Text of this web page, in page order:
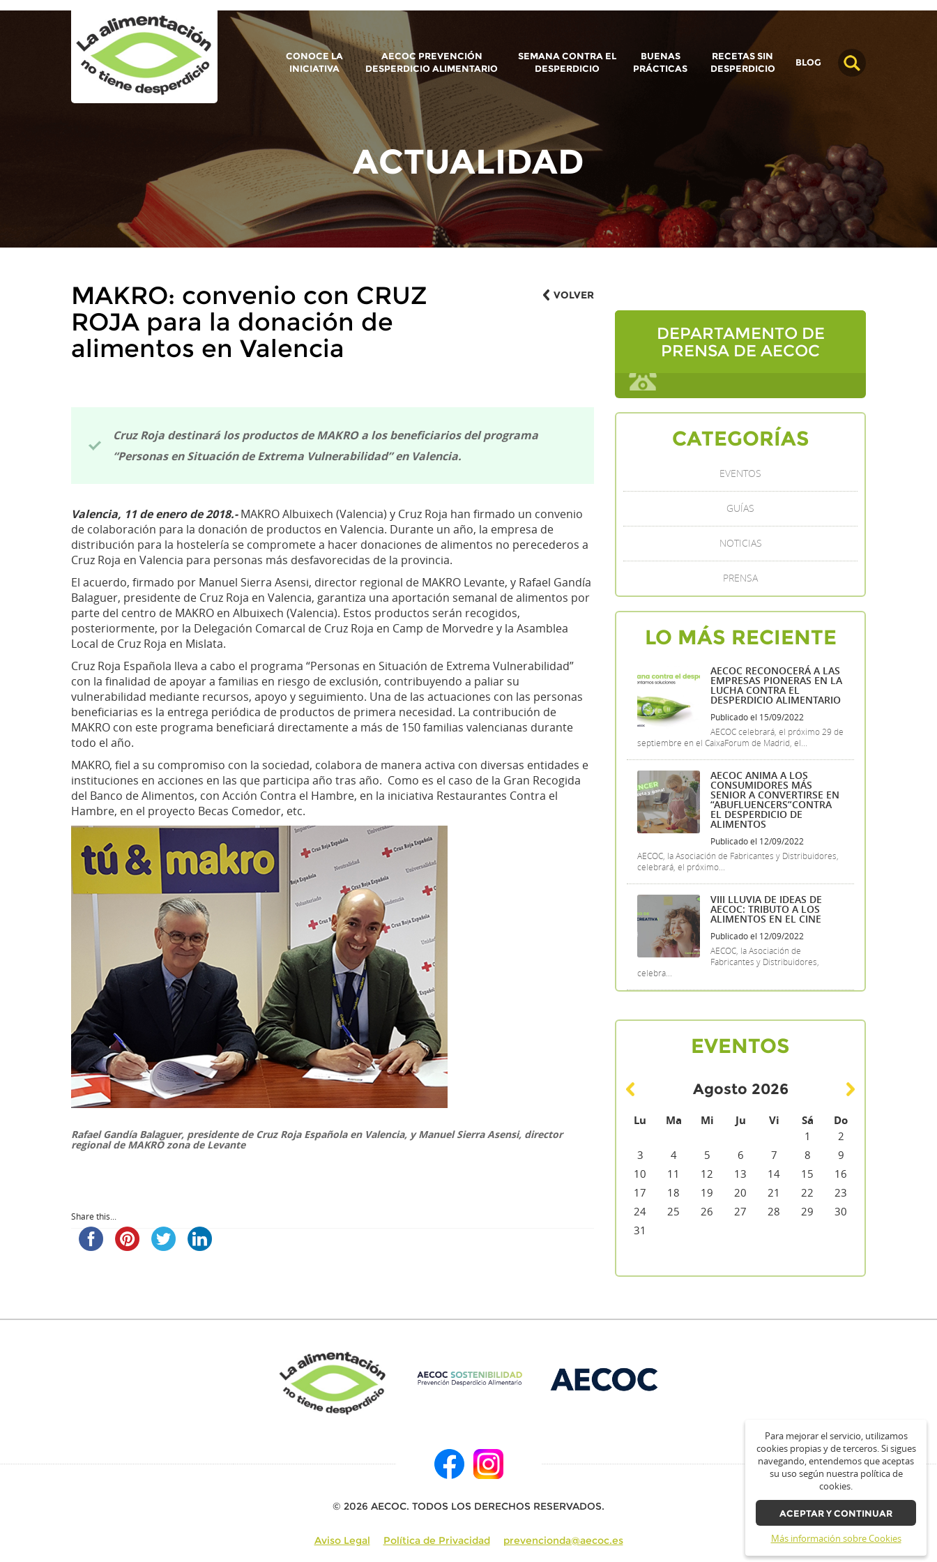
CONOCE LA
INICIATIVA
AECOC PREVENCIÓN
DESPERDICIO ALIMENTARIO
SEMANA CONTRA EL
DESPERDICIO
BUENAS
PRÁCTICAS
RECETAS SIN
DESPERDICIO
BLOG
ACTUALIDAD
MAKRO: convenio con CRUZ
ROJA para la donación de
alimentos en Valencia
VOLVER
Cruz Roja destinará los productos de MAKRO a los beneficiarios del programa
“Personas en Situación de Extrema Vulnerabilidad” en Valencia.
Valencia, 11 de enero de 2018.-MAKRO Albuixech (Valencia) y Cruz Roja han firmado un convenio
de colaboración para la donación de productos en Valencia. Durante un año, la empresa de
distribución para la hostelería se compromete a hacer donaciones de alimentos no perecederos a
Cruz Roja en Valencia para personas más desfavorecidas de la provincia.
El acuerdo, firmado por Manuel Sierra Asensi, director regional de MAKRO Levante, y Rafael Gandía
Balaguer, presidente de Cruz Roja en Valencia, garantiza una aportación semanal de alimentos por
parte del centro de MAKRO en Albuixech (Valencia). Estos productos serán recogidos,
posteriormente, por la Delegación Comarcal de Cruz Roja en Camp de Morvedre y la Asamblea
Local de Cruz Roja en Mislata.
Cruz Roja Española lleva a cabo el programa “Personas en Situación de Extrema Vulnerabilidad”
con la finalidad de apoyar a familias en riesgo de exclusión, contribuyendo a paliar su
vulnerabilidad mediante recursos, apoyo y seguimiento. Una de las actuaciones con las personas
beneficiarias es la entrega periódica de productos de primera necesidad. La contribución de
MAKRO con este programa beneficiará directamente a más de 150 familias valencianas durante
todo el año.
MAKRO, fiel a su compromiso con la sociedad, colabora de manera activa con diversas entidades e
instituciones en acciones en las que participa año tras año. Como es el caso de la Gran Recogida
del Banco de Alimentos, con Acción Contra el Hambre, en la iniciativa Restaurantes Contra el
Hambre, en el proyecto Becas Comedor, etc.
Rafael Gandía Balaguer, presidente de Cruz Roja Española en Valencia, y Manuel Sierra Asensi, director
regional de MAKRO zona de Levante
Share this...
DEPARTAMENTO DE
PRENSA DE AECOC
CATEGORÍAS
EVENTOS
GUÍAS
NOTICIAS
PRENSA
LO MÁS RECIENTE
AECOC RECONOCERÁ A LAS
EMPRESAS PIONERAS EN LA
LUCHA CONTRA EL
DESPERDICIO ALIMENTARIO
Publicado el 15/09/2022
AECOC celebrará, el próximo 29 de
septiembre en el CaixaForum de Madrid, el...
AECOC ANIMA A LOS
CONSUMIDORES MÁS
SENIOR A CONVERTIRSE EN
“ABUFLUENCERS”CONTRA
EL DESPERDICIO DE
ALIMENTOS
Publicado el 12/09/2022
AECOC, la Asociación de Fabricantes y Distribuidores,
celebrará, el próximo...
VIII LLUVIA DE IDEAS DE
AECOC: TRIBUTO A LOS
ALIMENTOS EN EL CINE
Publicado el 12/09/2022
AECOC, la Asociación de
Fabricantes y Distribuidores,
celebra...
EVENTOS
Agosto 2026
Lu Ma Mi Ju Vi Sá Do
1
2
3
4 5 6 7 8
9
10
11 12 13 14 15
16
17
18 19 20 21 22
23
24
25 26 27 28 29
30
31
© 2026 AECOC. TODOS LOS DERECHOS RESERVADOS.
Aviso Legal Política de Privacidad prevencionda@aecoc.es
Para mejorar el servicio, utilizamos
cookies propias y de terceros. Si sigues
navegando, entendemos que aceptas
su uso según nuestra política de
cookies.
ACEPTAR Y CONTINUAR
Más información sobre Cookies